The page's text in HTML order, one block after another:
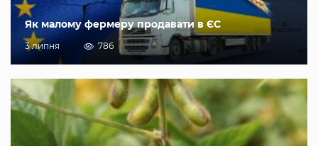
Як малому фермеру продавати в ЄС
3 липня 786